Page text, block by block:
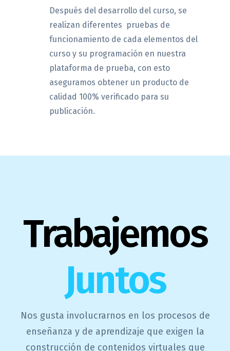
Después del desarrollo del curso, se
realizan diferentes pruebas de
funcionamiento de cada elementos del
curso y su programación en nuestra
plataforma de prueba, con esto
aseguramos obtener un producto de
calidad 100% verificado para su
publicación.
Trabajemos
Juntos
Nos gusta involucrarnos en los procesos de
enseñanza y de aprendizaje que exigen la
construcción de contenidos virtuales que